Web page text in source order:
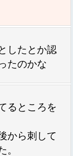
したとか認
たのかな
るところを
から刺して
。